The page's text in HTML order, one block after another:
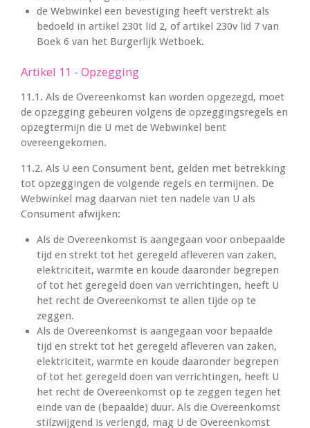
de Webwinkel een bevestiging heeft verstrekt als
bedoeld in artikel 230t lid 2, of artikel 230v lid 7 van
Boek 6 van het Burgerlijk Wetboek.
Artikel 11 - Opzegging
11.1. Als de Overeenkomst kan worden opgezegd, moet
de opzegging gebeuren volgens de opzeggingsregels en
opzegtermijn die U met de Webwinkel bent
overeengekomen.
11.2. Als U een Consument bent, gelden met betrekking
tot opzeggingen de volgende regels en termijnen. De
Webwinkel mag daarvan niet ten nadele van U als
Consument afwijken:
Als de Overeenkomst is aangegaan voor onbepaalde
tijd en strekt tot het geregeld afleveren van zaken,
elektriciteit, warmte en koude daaronder begrepen
of tot het geregeld doen van verrichtingen, heeft U
het recht de Overeenkomst te allen tijde op te
zeggen.
Als de Overeenkomst is aangegaan voor bepaalde
tijd en strekt tot het geregeld afleveren van zaken,
elektriciteit, warmte en koude daaronder begrepen
of tot het geregeld doen van verrichtingen, heeft U
het recht de Overeenkomst op te zeggen tegen het
einde van de (bepaalde) duur. Als die Overeenkomst
stilzwijgend is verlengd, mag U de Overeenkomst